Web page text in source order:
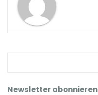
Newsletter abonnieren